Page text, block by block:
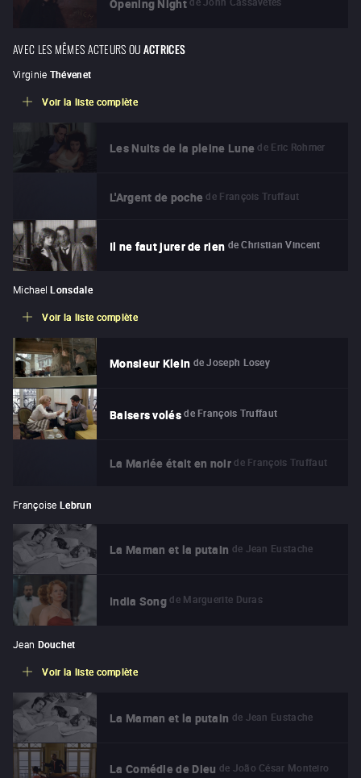
Opening Night
AVEC LES MÊMES ACTEURS OUACTRICES
Virginie Thévenet
Voir la liste complète
Les Nuits de la pleine Lune de Eric Rohmer
L'Argent de poche de François Truffaut
Il ne faut jurer de rien de Christian Vincent
Michael Lonsdale
Voir la liste complète
Monsieur Klein de Joseph Losey
Baisers volés de François Truffaut
La Mariée était en noir de François Truffaut
Françoise Lebrun
La Maman et la putain de Jean Eustache
India Song de Marguerite Duras
Jean Douchet
Voir la liste complète
La Maman et la putain de Jean Eustache
La Comédie de Dieu de João César Monteiro